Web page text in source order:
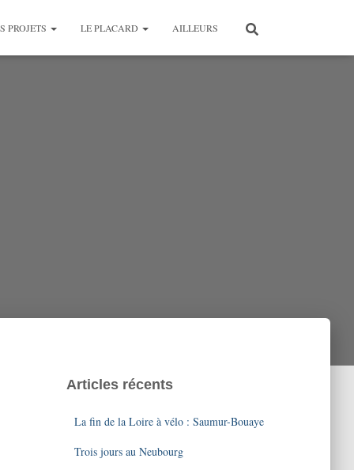
PROJETS LE PLACARD AILLEURS
Articles récents
La fin de la Loire à vélo : Saumur-Bouaye
Trois jours au Neubourg